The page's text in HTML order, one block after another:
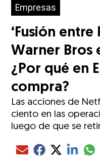
Empresas
‘Fusión
Warner Bros
¿Por qué en
compra?
Las acciones de
ciento en las
luego de que se
Compartir el artículo
Compartir el
Compartir el